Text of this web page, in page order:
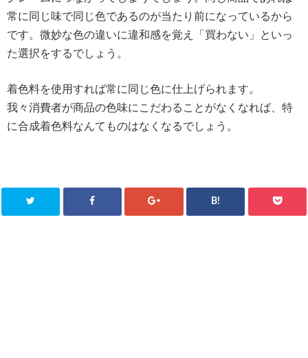
常に同じ味で同じ色であるのが当たり前になっているから
です。微妙な色の違いに違和感を覚え「買わない」といっ
た選択をするでしょう。
着色料を使用すれば常に同じ色に仕上げられます。
我々消費者が商品の色味にこだわることがなくなれば、特
に合成着色料なんてものはなくなるでしょう。
B!